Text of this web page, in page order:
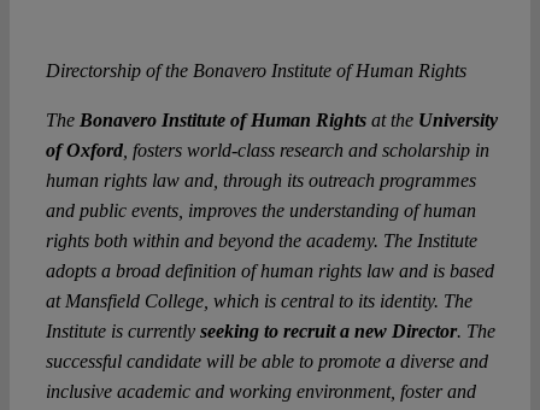
Directorship of the Bonavero Institute of Human Rights
The Bonavero Institute of Human Rightsat the University
of Oxford, fosters world-class research and scholarship in
human rights law and, through its outreach programmes
and public events, improves the understanding of human
rights both within and beyond the academy. The Institute
adopts a broad definition of human rights law and is based
at Mansfield College, which is central to its identity. The
Institute is currently seeking to recruit a new Director. The
successful candidate will be able to promote a diverse and
inclusive academic and working environment, foster and